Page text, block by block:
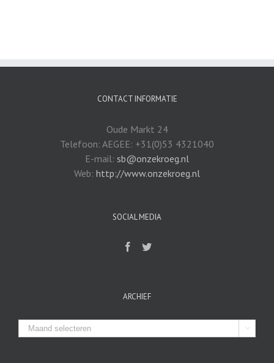
CONTACT INFORMATIE
Oude Markt 24
Telefoon: AEGEE: +31(0)53 4321040
E-mail: sb@onzekroeg.nl
Web: http://www.onzekroeg.nl
SOCIAL MEDIA
ARCHIEF
